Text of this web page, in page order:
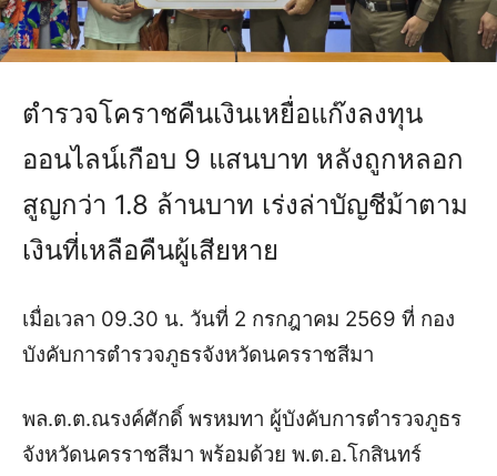
ตำรวจโคราชคืนเงินเหยื่อแก๊งลงทุน
ออนไลน์เกือบ 9 แสนบาท หลังถูกหลอก
สูญกว่า 1.8 ล้านบาท เร่งล่าบัญชีม้าตาม
เงินที่เหลือคืนผู้เสียหาย
เมื่อเวลา 09.30 น. วันที่ 2 กรกฎาคม 2569 ที่ กอง
บังคับการตำรวจภูธรจังหวัดนครราชสีมา
พล.ต.ต.ณรงค์ศักดิ์ พรหมทา ผู้บังคับการตำรวจภูธร
จังหวัดนครราชสีมา พร้อมด้วย พ.ต.อ.โกสินทร์